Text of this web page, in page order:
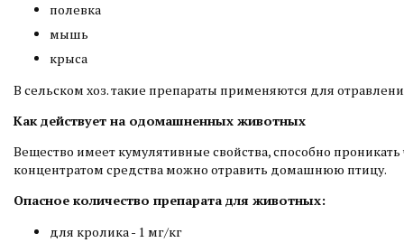
полевка
мышь
крыса
В сельском хоз. такие препараты применяются для
Как действует на одомашненных животных
Вещество имеет кумулятивные свойства, способно
концентратом средства можно отравить домашнюю птицу.
Опасное количество препарата для животных:
для кролика - 1 мг/кг